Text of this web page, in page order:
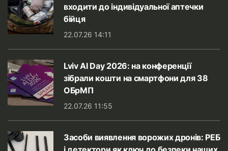
входити до індивідуальної аптечки
бійця
22.07.26 14:11
Lviv AI Day 2026: на конференції
зібрали кошти на смартфони для 38
ОБрМП
22.07.26 11:55
Засоби виявлення ворожих дронів: РЕБ